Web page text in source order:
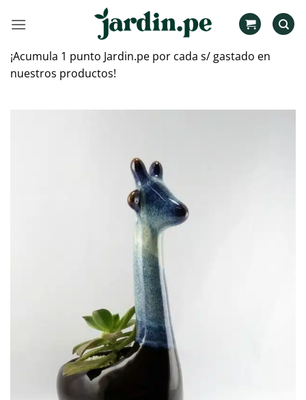
¡Acumula 1 punto Jardin.pe por cada s/ gastado en
nuestros productos!